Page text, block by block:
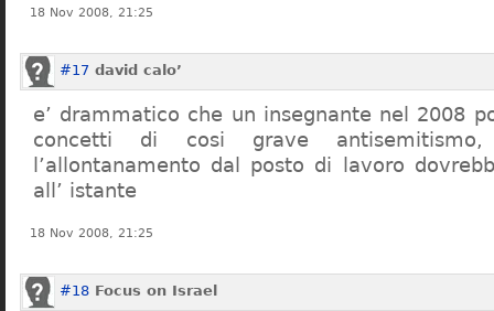
18 Nov 2008, 21:25
#17 david calo’
e’ drammatico che un insegnante nel 2008
concetti di cosi grave
l’allontanamento dal posto di lavoro
all’ istante
18 Nov 2008, 21:25
#18 Focus on Israel